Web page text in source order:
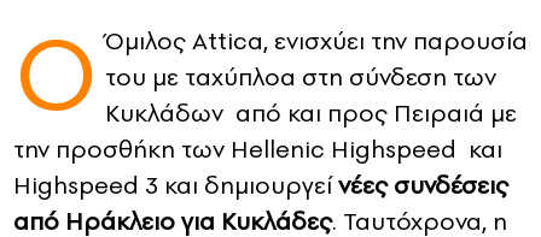
CONTACT
ADVERTISE
Ο Όμιλος Attica, ενισχύει την παρουσία
του με ταχύπλοα στη σύνδεση των
Κυκλάδων από και προς Πειραιά με
την προσθήκη των Hellenic Highspeed και
Highspeed 3 και δημιουργείνέες συνδέσεις
από Ηράκλειο για Κυκλάδες. Ταυτόχρονα, η